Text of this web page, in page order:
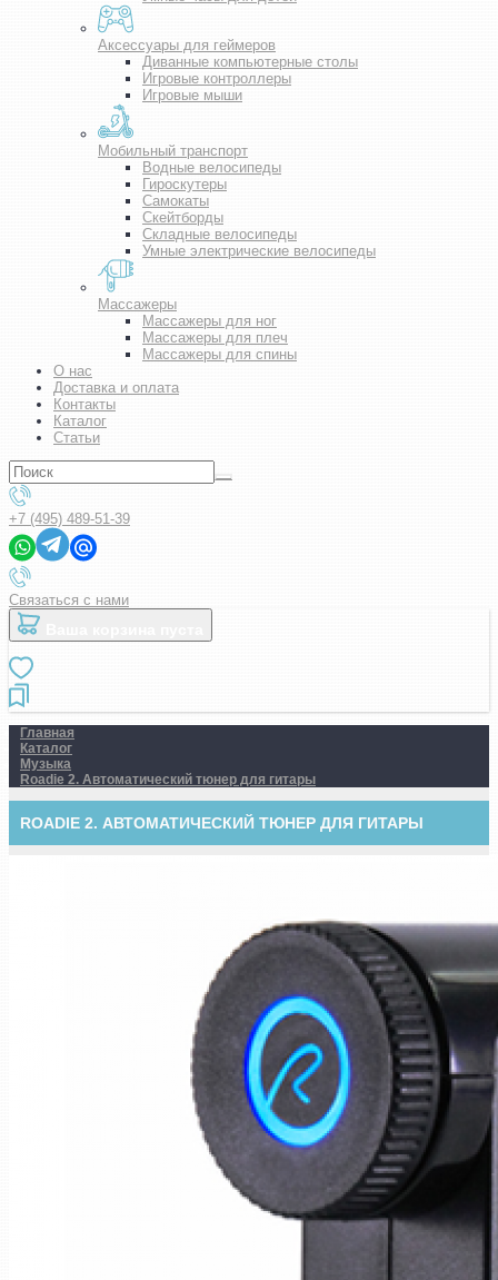
Аксессуары для геймеров
Диванные компьютерные столы
Игровые контроллеры
Игровые мыши
Мобильный транспорт
Водные велосипеды
Гироскутеры
Самокаты
Скейтборды
Складные велосипеды
Умные электрические велосипеды
Массажеры
Массажеры для ног
Массажеры для плеч
Массажеры для спины
О нас
Доставка и оплата
Контакты
Каталог
Статьи
+7 (495) 489-51-39
Связаться с нами
Главная
Каталог
Музыка
Roadie 2. Автоматический тюнер для гитары
ROADIE 2. АВТОМАТИЧЕСКИЙ ТЮНЕР ДЛЯ ГИТАРЫ